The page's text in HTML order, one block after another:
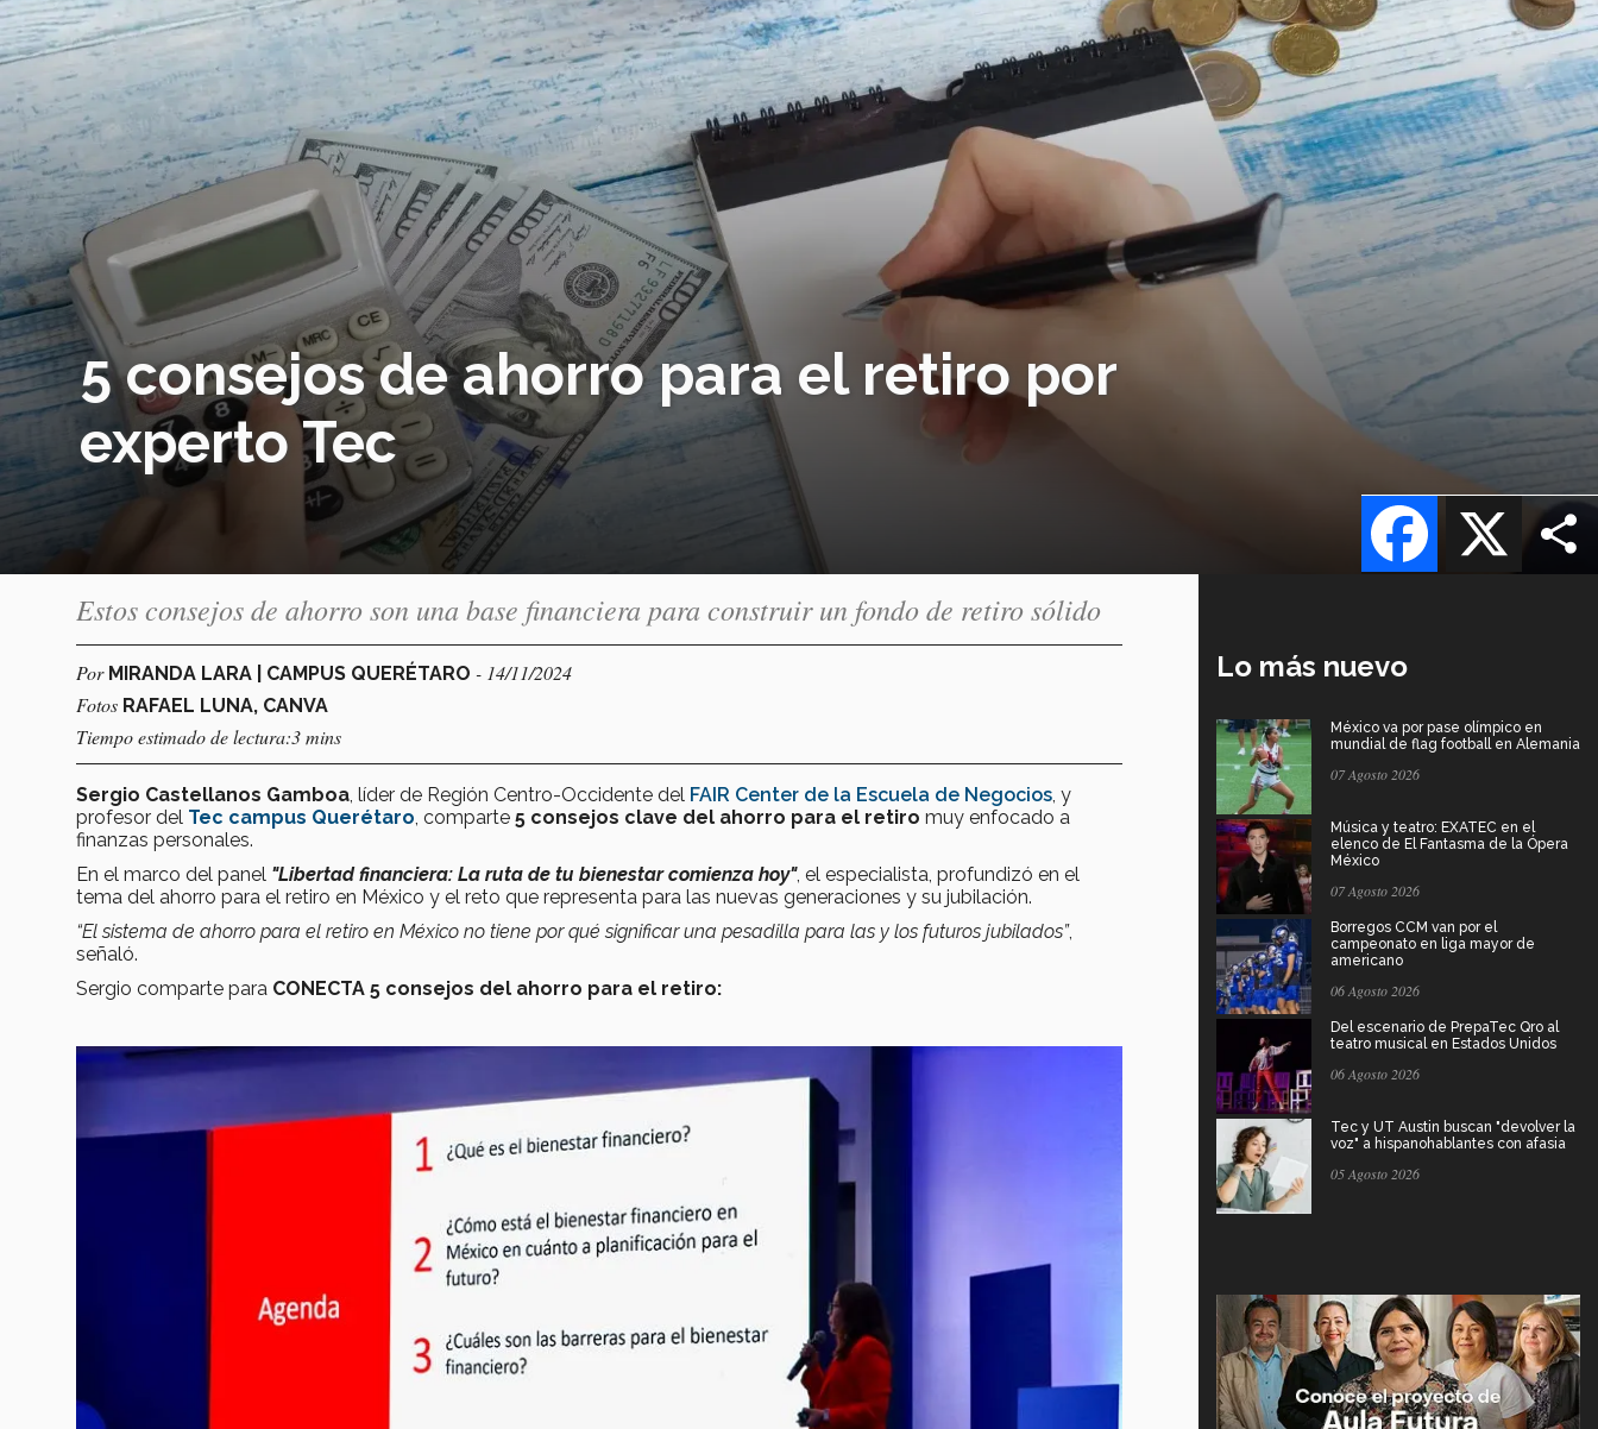
5 consejos de ahorro para el retiro por
experto Tec
X
Facebook
Estos consejos de ahorro son una base financiera para construir un fondo de retiro sólido
Por MIRANDA LARA | CAMPUS QUERÉTARO - 14/11/2024
Fotos RAFAEL LUNA, CANVA
Tiempo estimado de lectura:3 mins
Sergio Castellanos Gamboa , líder de Región Centro-Occidente del FAIR Center de la Escuela de Negocios , y
profesor del Tec campus Querétaro , comparte 5 consejos clave del ahorro para el retiro muy enfocado a
finanzas personales.
En el marco del panel "Libertad financiera: La ruta de tu bienestar comienza hoy", el especialista, profundizó en el
tema del ahorro para el retiro en México y el reto que representa para las nuevas generaciones y su jubilación.
“El sistema de ahorro para el retiro en México no tiene por qué significar una pesadilla para las y los futuros jubilados”,
señaló.
Sergio comparte para CONECTA 5 consejos del ahorro para el retiro:
Lo más nuevo
México va por pase olímpico en
mundial de flag football en Alemania
07 Agosto 2026
Música y teatro: EXATEC en el
elenco de El Fantasma de la Ópera
México
07 Agosto 2026
Borregos CCM van por el
campeonato en liga mayor de
americano
06 Agosto 2026
Del escenario de PrepaTec Qro al
teatro musical en Estados Unidos
06 Agosto 2026
Tec y UT Austin buscan "devolver la
voz" a hispanohablantes con afasia
05 Agosto 2026